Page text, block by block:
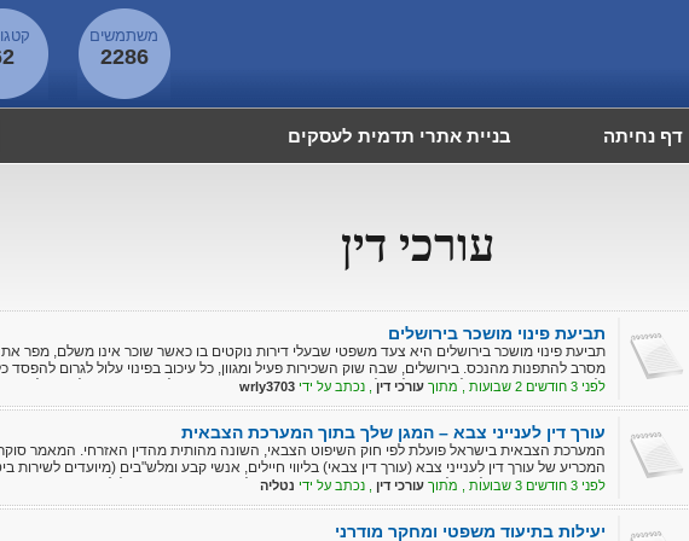
משתמשים
2286
נחיתה בניית אתרי תדמית לעסקים
עורכי דין
תביעת פינוי מושכר בירושלים
תביעת פינוי מושכר בירושלים היא צעד משפטי שבעלי דירות נוקטים בו כאשר שוכר אינו משלם, מפר
מסרב להתפנות מהנכס. בירושלים, שבה שוק השכירות פעיל ומגוון, כל עיכוב בפינוי עלול לגרום להפסד
ולחוסר ודאות מתמשך. לכן חשוב לפעול בזמן, בצורה מסודרת וחוקית, כדי להחזיר את השליטה על הנכס
לפני 3 חודשים 2 שבועות , מתוך עורכי דין , נכתב על ידי wrly3703
עורך דין לענייני צבא – המגן שלך בתוך המערכת הצבאית
המערכת הצבאית בישראל פועלת לפי חוק השיפוט הצבאי, השונה מהותית מהדין האזרחי. המאמר
המכריע של עורך דין לענייני צבא (עורך דין צבאי) בליווי חיילים, אנשי קבע ומלש"בים (מיועדים לשירות
האכיפה והמשפט של צה"ל. המאמר מפרט את תחומי הטיפול העיקריים: עבירות פליליות בתוך הצבא,
בוועדות רפואיות ושחרור מצה"ל, ומדגיש כי פנייה מוקדמת לייעוץ משפטי יכולה למנוע רישום פלילי
לפני 3 חודשים 3 שבועות , מתוך עורכי דין , נכתב על ידי נטליה
יעילות בתיעוד משפטי ומחקר מודרני